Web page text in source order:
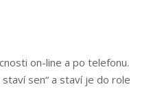
on-line a po telefonu.
sen“ a staví je do role